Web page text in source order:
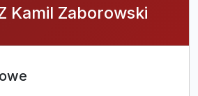
Kamil Zaborowski